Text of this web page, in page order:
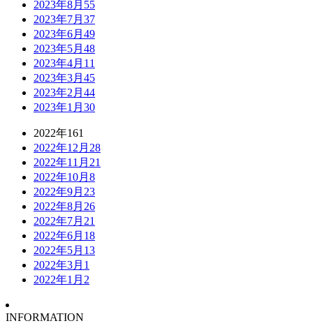
2023年8月 55
2023年7月 37
2023年6月 49
2023年5月 48
2023年4月 11
2023年3月 45
2023年2月 44
2023年1月 30
2022年161
2022年12月 28
2022年11月 21
2022年10月 8
2022年9月 23
2022年8月 26
2022年7月 21
2022年6月 18
2022年5月 13
2022年3月 1
2022年1月 2
INFORMATION